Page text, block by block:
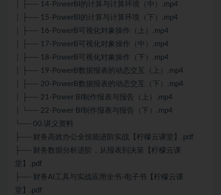
│ ├── 14-PowerBI的计算与计算环境（中）.mp4
│ ├── 15-PowerBI的计算与计算环境（下）.mp4
│ ├── 16-PowerB可视化对象操作（上）.mp4
│ ├── 17-PowerB可视化对象操作（中）.mp4
│ ├── 18-PowerB可视化对象操作（下）.mp4
│ ├── 19-PowerB数据报表的动态交互（上）.mp4
│ ├── 20-PowerB数据报表的动态交互（下）.mp4
│ ├── 21-Power BI制作报表与报告（上）.mp4
│ └── 22-Power BI制作报表与报告（下）.mp4
└── 00.讲义资料
├── 财务高效办公全技能进阶实战【柠檬云课堂】.pdf
├── 财务数据分析进阶，从报表到决策【柠檬云课
堂】.pdf
├── 财务AI工具与实战应用全书-电子书【柠檬云课
堂】.pdf